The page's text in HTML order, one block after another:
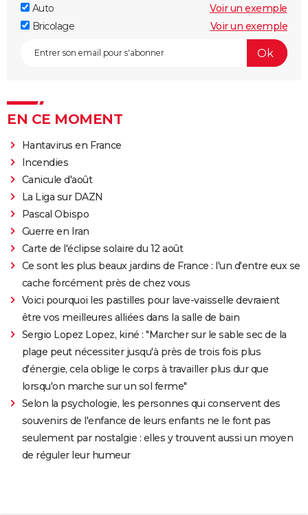
Auto
Voir un exemple
Bricolage
Voir un exemple
EN CE MOMENT
Hantavirus en France
Incendies
Canicule d'août
La Liga sur DAZN
Pascal Obispo
Guerre en Iran
Carte de l'éclipse solaire du 12 août
Ce sont les plus beaux jardins de France : l'un d'entre eux se
cache forcément près de chez vous
Voici pourquoi les pastilles pour lave-vaisselle devraient
être vos meilleures alliées dans la salle de bain
Sergio Lopez Lopez, kiné : "Marcher sur le sable sec de la
plage peut nécessiter jusqu'à près de trois fois plus
d'énergie, cela oblige le corps à travailler plus dur que
lorsqu'on marche sur un sol ferme"
Selon la psychologie, les personnes qui conservent des
souvenirs de l'enfance de leurs enfants ne le font pas
seulement par nostalgie : elles y trouvent aussi un moyen
de réguler leur humeur